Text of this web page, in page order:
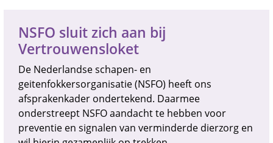
NSFO sluit zich aan bij
Vertrouwensloket
De Nederlandse schapen- en
geitenfokkersorganisatie (NSFO) heeft ons
afsprakenkader ondertekend. Daarmee
onderstreept NSFO aandacht te hebben voor
preventie en signalen van verminderde dierzorg en